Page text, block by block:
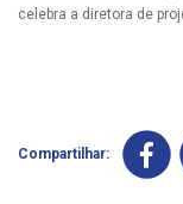
celebra a diretora de
Compartilhar: